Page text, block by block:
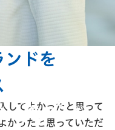
ドを
してよかったと思って
かったと思っていただ